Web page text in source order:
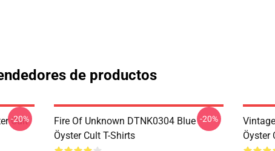
de productos
Cult
-20%
Fire Of Unknown DTNK0304 Blue
Öyster Cult T-Shirts
-20%
Öyster